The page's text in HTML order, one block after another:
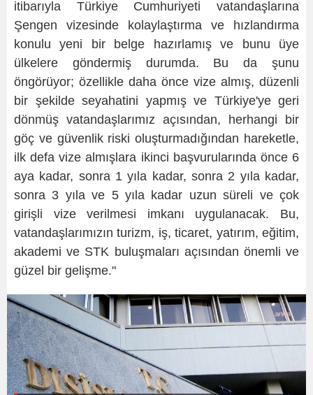
itibarıyla Türkiye Cumhuriyeti vatandaşlarına
Şengen vizesinde kolaylaştırma ve hızlandırma
konulu yeni bir belge hazırlamış ve bunu üye
ülkelere göndermiş durumda. Bu da şunu
öngörüyor; özellikle daha önce vize almış, düzenli
bir şekilde seyahatini yapmış ve Türkiye'ye geri
dönmüş vatandaşlarımız açısından, herhangi bir
göç ve güvenlik riski oluşturmadığından hareketle,
ilk defa vize almışlara ikinci başvurularında önce 6
aya kadar, sonra 1 yıla kadar, sonra 2 yıla kadar,
sonra 3 yıla ve 5 yıla kadar uzun süreli ve çok
girişli vize verilmesi imkanı uygulanacak. Bu,
vatandaşlarımızın turizm, iş, ticaret, yatırım, eğitim,
akademi ve STK buluşmaları açısından önemli ve
güzel bir gelişme."